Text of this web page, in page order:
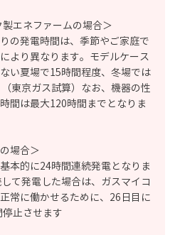
エネファームの場合＞
の発電時間は、季節やご家庭で
より異なります。モデルケース
い夏場で15時間程度、冬場では
東京ガス試算）なお、機器の性
間は最大120時間までとなりま
場合＞
本的に24時間連続発電となりま
て発電した場合は、ガスマイコ
常に働かせるために、26日目に
止させます